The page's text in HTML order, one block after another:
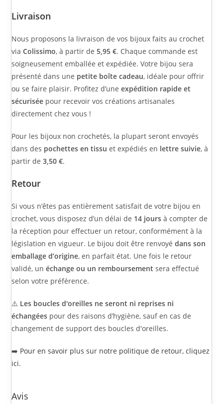
Livraison
Nous proposons la livraison de vos bijoux faits au crochet
viaColissimo, à partir de5,95 €. Chaque commande est
soigneusement emballée et expédiée. Votre bijou sera
présenté dans une petite boîte cadeau, idéale pour offrir
ou se faire plaisir. Profitez d’uneexpédition rapide et
sécurisée pour recevoir vos créations artisanales
directement chez vous !
Pour les bijoux non crochetés, la plupart seront envoyés
dans des pochettes en tissu et expédiés en lettre suivie, à
partir de3,50 €.
Retour
Si vous n’êtes pas entièrement satisfait de votre bijou en
crochet, vous disposez d’un délai de 14 jours à compter de
la réception pour effectuer un retour, conformément à la
législation en vigueur. Le bijou doit être renvoyédans son
emballage d’origine, en parfait état. Une fois le retour
validé, unéchange ou un remboursement sera effectué
selon votre préférence.
⚠️ Les boucles d'oreilles ne seront ni reprises ni
échangées pour des raisons d’hygiène, sauf en cas de
changement de support des boucles d'oreilles.
➡️ Pour en savoir plus sur notre politique de retour, cliquez
ici.
Avis